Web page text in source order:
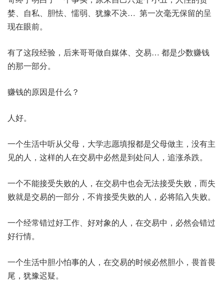
婪、自私、胆怯、懦弱、犹豫不决… 第一次毫无保留的呈
现在眼前。
有了这段经验，后来哥哥做自媒体、交易… 都是少数赚钱
的那一部分。
赚钱的原因是什么？
人好。
一个生活中听从父母，大学志愿填报都是父母做主，没有主
见的人，这样的人在交易中必然是到处问人，追涨杀跌。
一个不能接受失败的人，在交易中也会无法接受失败，而失
败就是交易的一部分，不肯接受失败的人，必将陷入失败。
一个经常错过好工作、好对象的人，在交易中，必然会错过
好行情。
一个生活中胆小怕事的人，在交易的时候必然胆小，畏首畏
尾，犹豫迟疑。